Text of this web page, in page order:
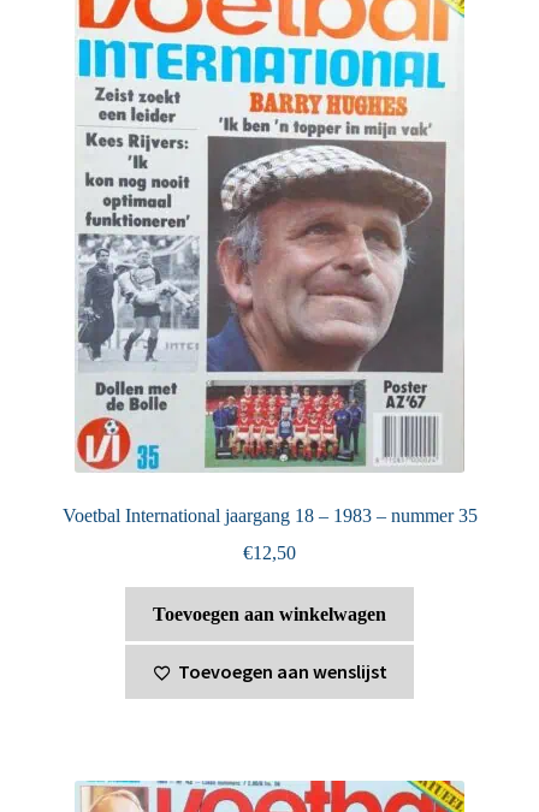
Voetbal International jaargang 18 – 1983 – nummer 35
€12,50
Toevoegen aan winkelwagen
Toevoegen aan wenslijst